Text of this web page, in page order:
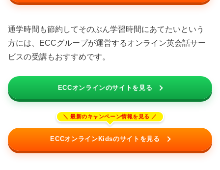
通学時間も節約してそのぶん学習時間にあてたいという
方には、ECCグループが運営するオンライン英会話サー
ビスの受講もおすすめです。
ECCオンラインのサイトを見る
ECCオンラインKidsのサイトを見る